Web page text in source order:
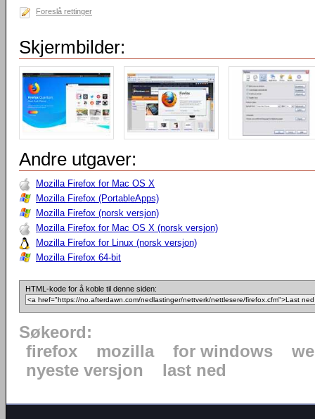
Foreslå rettinger
Skjermbilder:
Andre utgaver:
Mozilla Firefox for Mac OS X
Mozilla Firefox (PortableApps)
Mozilla Firefox (norsk versjon)
Mozilla Firefox for Mac OS X (norsk versjon)
Mozilla Firefox for Linux (norsk versjon)
Mozilla Firefox 64-bit
HTML-kode for å koble til denne siden:
Søkeord:
firefox
mozilla for windows
nyeste versjon
last ned